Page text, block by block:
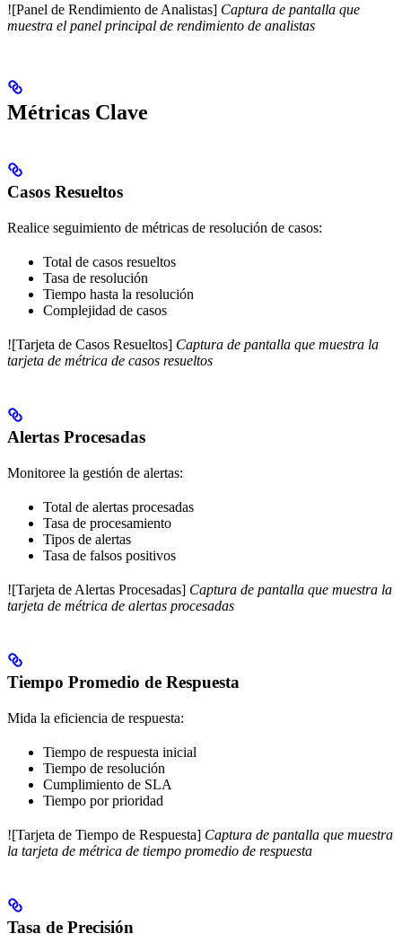
![Panel de Rendimiento de Analistas] Captura de pantalla que
muestra el panel principal de rendimiento de analistas
Métricas Clave
Casos Resueltos
Realice seguimiento de métricas de resolución de casos:
Total de casos resueltos
Tasa de resolución
Tiempo hasta la resolución
Complejidad de casos
![Tarjeta de Casos Resueltos] Captura de pantalla que muestra la
tarjeta de métrica de casos resueltos
Alertas Procesadas
Monitoree la gestión de alertas:
Total de alertas procesadas
Tasa de procesamiento
Tipos de alertas
Tasa de falsos positivos
![Tarjeta de Alertas Procesadas] Captura de pantalla que muestra la
tarjeta de métrica de alertas procesadas
Tiempo Promedio de Respuesta
Mida la eficiencia de respuesta:
Tiempo de respuesta inicial
Tiempo de resolución
Cumplimiento de SLA
Tiempo por prioridad
![Tarjeta de Tiempo de Respuesta] Captura de pantalla que muestra
la tarjeta de métrica de tiempo promedio de respuesta
Tasa de Precisión